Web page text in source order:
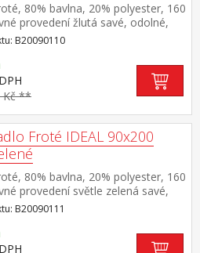
80% bavlna, 20% polyester, 160
provedení žlutá savé, odolné,
obšito gumou pro matrace do
pratelné do 40 °C
B20090110
Kč **
Froté IDEAL 90x200
80% bavlna, 20% polyester, 160
provedení světle zelená savé,
obšito gumou pro
výšky 25 cm pratelné do 40 °C
B20090111